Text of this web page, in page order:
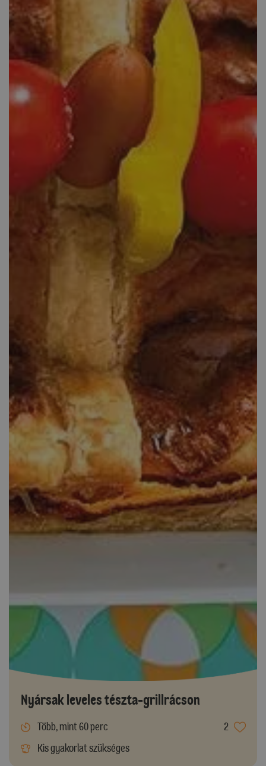
Nyársak leveles tészta-grillrácson
Több, mint 60 perc
2
Kis gyakorlat szükséges